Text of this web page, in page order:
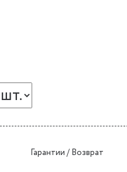
Гарантии / Возврат